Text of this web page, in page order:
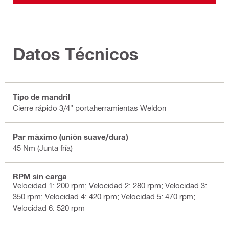
Datos Técnicos
Tipo de mandril
Cierre rápido 3/4" portaherramientas Weldon
Par máximo (unión suave/dura)
45 Nm (Junta fría)
RPM sin carga
Velocidad 1: 200 rpm; Velocidad 2: 280 rpm; Velocidad 3:
350 rpm; Velocidad 4: 420 rpm; Velocidad 5: 470 rpm;
Velocidad 6: 520 rpm